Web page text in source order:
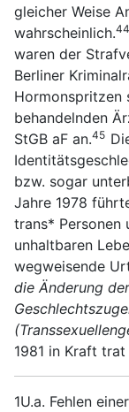
gleicher Weise
wahrscheinlich.44
waren der
Berliner
Hormonspritzen
behandelnden
StGB aF an.45
bzw. sogar
Jahre 1978
trans* Personen
unhaltbaren
wegweisende
die Änderung
1981 in Kraft
1U.a. Fehlen